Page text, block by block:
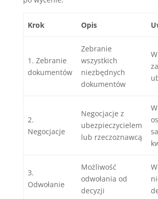
Krok Opis
1. Zebranie
dokumentów
Zebranie
wszystkich
niezbędnych
dokumentów
2.
Negocjacje
Negocjacje z
ubezpieczycielem
lub rzeczoznawcą
3.
Odwołanie
Możliwość
odwołania od
decyzji